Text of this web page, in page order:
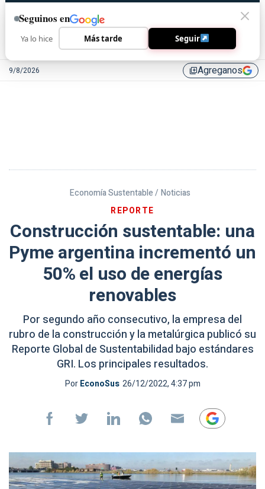
9/8/2026 library_addAgreganos
Economía Sustentable / Noticias
REPORTE
Construcción sustentable: una
Pyme argentina incrementó un
50% el uso de energías
renovables
Por segundo año consecutivo, la empresa del
rubro de la construcción y la metalúrgica publicó su
Reporte Global de Sustentabilidad bajo estándares
GRI. Los principales resultados.
PorEconoSus 26/12/2022, 4:37 pm
Seguinos en
Ya lo hice Más tarde Seguir